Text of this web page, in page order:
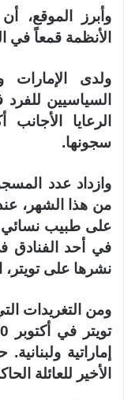
وأبرز الموقع،
الأنظمة قمعاً في
ولدى
السياسيين
سجونها.
وازداد عدد
من هذا الشهر،
على طبيب نسائي
في أحد الفنادق
نشرها على تويتر،
ومن التغريدات
إماراتية
الأخير للعائلة